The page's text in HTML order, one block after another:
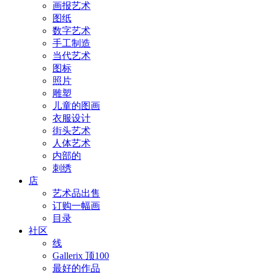
画报艺术
图纸
数字艺术
手工制造
当代艺术
图标
照片
雕塑
儿童的图画
衣服设计
街头艺术
人体艺术
内部的
刺绣
店
艺术品出售
订购一幅画
目录
社区
线
Gallerix 顶100
最好的作品